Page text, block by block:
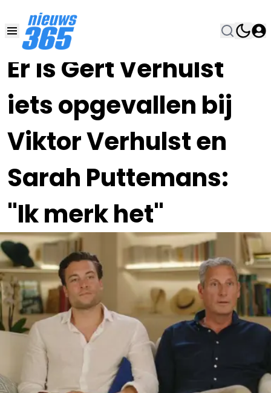
Er is Gert Verhulst
iets opgevallen bij
Viktor Verhulst en
Sarah Puttemans:
"Ik merk het"
02 MEI 2025, 16:00